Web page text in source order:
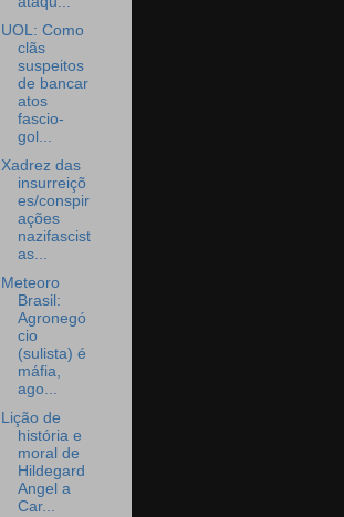
UOL: Como
clãs
suspeitos
de bancar
atos
fascio-
gol...
Xadrez das
insurreiçõ
es/conspir
ações
nazifascist
as...
Meteoro
Brasil:
Agronegó
cio
(sulista) é
máfia,
ago...
Lição de
história e
moral de
Hildegard
Angel a
Car...